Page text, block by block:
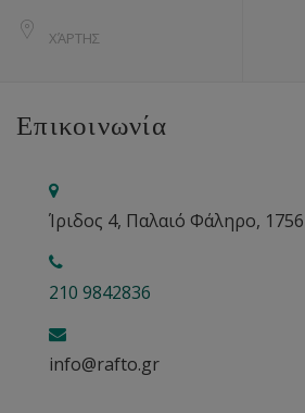
ΧΆΡΤΗΣ
Επικοινωνία
Ίριδος 4, Παλαιό Φάληρο,
210 9842836
info@rafto.gr